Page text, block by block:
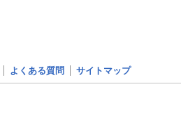
よくある質問 サイトマップ